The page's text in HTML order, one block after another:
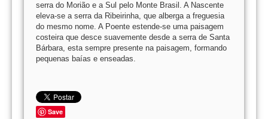
serra do Morião e a Sul pelo Monte Brasil. A Nascente
eleva-se a serra da Ribeirinha, que alberga a freguesia
do mesmo nome. A Poente estende-se uma paisagem
costeira que desce suavemente desde a serra de Santa
Bárbara, esta sempre presente na paisagem, formando
pequenas baías e enseadas.
Save